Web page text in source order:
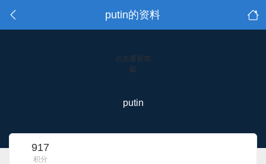
putin的资料
点击重新加
载
putin
917
积分